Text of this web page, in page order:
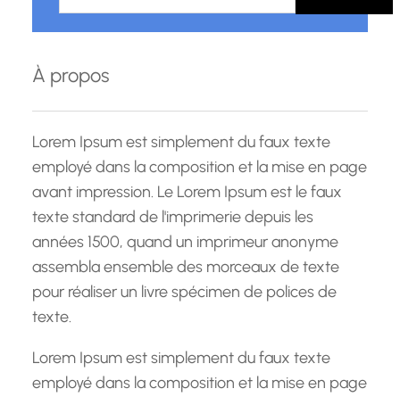
h
r
c
h
À propos
Lorem Ipsum est simplement du faux texte
employé dans la composition et la mise en page
avant impression. Le Lorem Ipsum est le faux
texte standard de l'imprimerie depuis les
années 1500, quand un imprimeur anonyme
assembla ensemble des morceaux de texte
pour réaliser un livre spécimen de polices de
texte.
Lorem Ipsum est simplement du faux texte
employé dans la composition et la mise en page